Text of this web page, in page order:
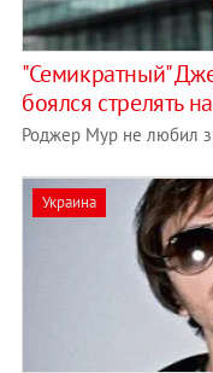
"Семикратный"
боялся стрелять
Роджер Мур не любил
Украина